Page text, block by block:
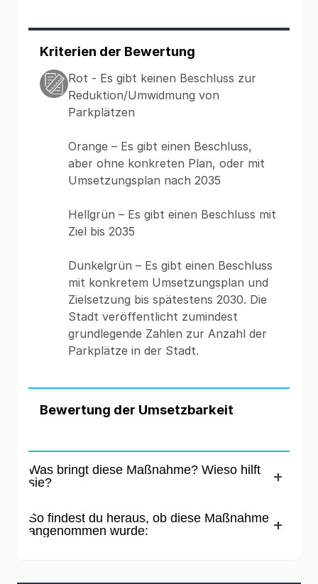
Kriterien der Bewertung
Rot - Es gibt keinen Beschluss zur
Reduktion/Umwidmung von
Parkplätzen
Orange – Es gibt einen Beschluss,
aber ohne konkreten Plan, oder mit
Umsetzungsplan nach 2035
Hellgrün – Es gibt einen Beschluss mit
Ziel bis 2035
Dunkelgrün – Es gibt einen Beschluss
mit konkretem Umsetzungsplan und
Zielsetzung bis spätestens 2030. Die
Stadt veröffentlicht zumindest
grundlegende Zahlen zur Anzahl der
Parkplätze in der Stadt.
Bewertung der Umsetzbarkeit
Was bringt diese Maßnahme? Wieso hilft
sie?
So findest du heraus, ob diese Maßnahme
angenommen wurde: